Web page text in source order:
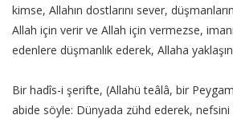
kimse, Allahın dostlarını sever,
Allah için verir ve Allah için vermezse,
edenlere düşmanlık ederek, Allaha
Bir hadîs-i şerifte, (Allahü teâlâ, bir
abide söyle: Dünyada zühd ederek,